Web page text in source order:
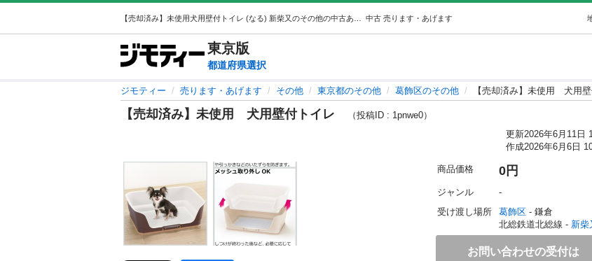
中古 売ります・あげます
東京版
都道府県選択
ジモティー 売ります・あげます その他 東京都のその他 葛飾区のその他 【売却済み】未使用 犬用
【売却済み】未使用 犬用壁付トイレ
（投稿ID : 1pnwe0）
更新2026年6月11日
作成2026年6月6日
商品価格 0円
ジャンル
-
受け渡し場所
葛飾区 - 鎌倉
北総鉄道北総線 - 新柴
お問い合わせの受付は